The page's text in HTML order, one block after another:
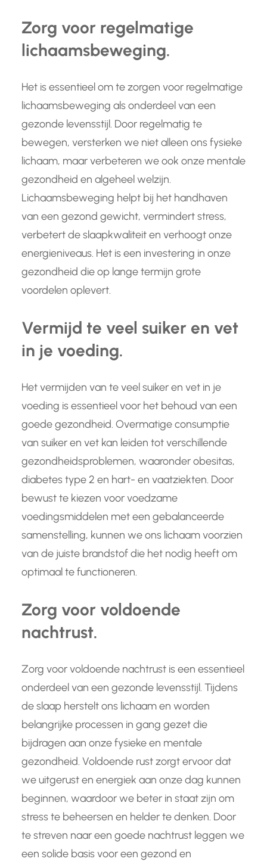
Zorg voor regelmatige
lichaamsbeweging.
Het is essentieel om te zorgen voor regelmatige
lichaamsbeweging als onderdeel van een
gezonde levensstijl. Door regelmatig te
bewegen, versterken we niet alleen ons fysieke
lichaam, maar verbeteren we ook onze mentale
gezondheid en algeheel welzijn.
Lichaamsbeweging helpt bij het handhaven
van een gezond gewicht, vermindert stress,
verbetert de slaapkwaliteit en verhoogt onze
energieniveaus. Het is een investering in onze
gezondheid die op lange termijn grote
voordelen oplevert.
Vermijd te veel suiker en vet
in je voeding.
Het vermijden van te veel suiker en vet in je
voeding is essentieel voor het behoud van een
goede gezondheid. Overmatige consumptie
van suiker en vet kan leiden tot verschillende
gezondheidsproblemen, waaronder obesitas,
diabetes type 2 en hart- en vaatziekten. Door
bewust te kiezen voor voedzame
voedingsmiddelen met een gebalanceerde
samenstelling, kunnen we ons lichaam voorzien
van de juiste brandstof die het nodig heeft om
optimaal te functioneren.
Zorg voor voldoende
nachtrust.
Zorg voor voldoende nachtrust is een essentieel
onderdeel van een gezonde levensstijl. Tijdens
de slaap herstelt ons lichaam en worden
belangrijke processen in gang gezet die
bijdragen aan onze fysieke en mentale
gezondheid. Voldoende rust zorgt ervoor dat
we uitgerust en energiek aan onze dag kunnen
beginnen, waardoor we beter in staat zijn om
stress te beheersen en helder te denken. Door
te streven naar een goede nachtrust leggen we
een solide basis voor een gezond en